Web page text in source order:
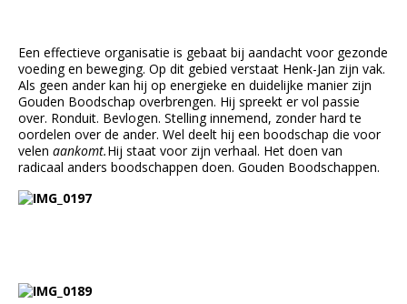
Een effectieve organisatie is gebaat bij aandacht voor gezonde
voeding en beweging. Op dit gebied verstaat Henk-Jan zijn vak.
Als geen ander kan hij op energieke en duidelijke manier zijn
Gouden Boodschap overbrengen. Hij spreekt er vol passie
over. Ronduit. Bevlogen. Stelling innemend, zonder hard te
oordelen over de ander. Wel deelt hij een boodschap die voor
velen aankomt.Hij staat voor zijn verhaal. Het doen van
radicaal anders boodschappen doen. Gouden Boodschappen.